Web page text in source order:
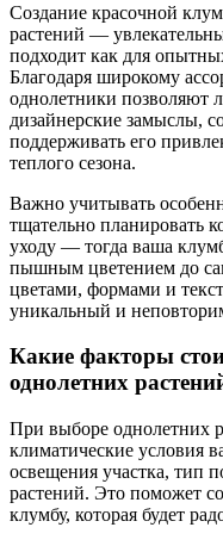
Создание красочной
растений —
подходит как для
Благодаря широкому
однолетники позволяют
дизайнерские замыслы,
поддерживать его
теплого сезона.
Важно учитывать
тщательно планировать
уходу — тогда ваша
пышным цветением до
цветами, формами и
уникальный и
Какие факторы
однолетних
При выборе однолетних
климатические условия
освещения участка, тип
растений. Это поможет
клумбу, которая будет